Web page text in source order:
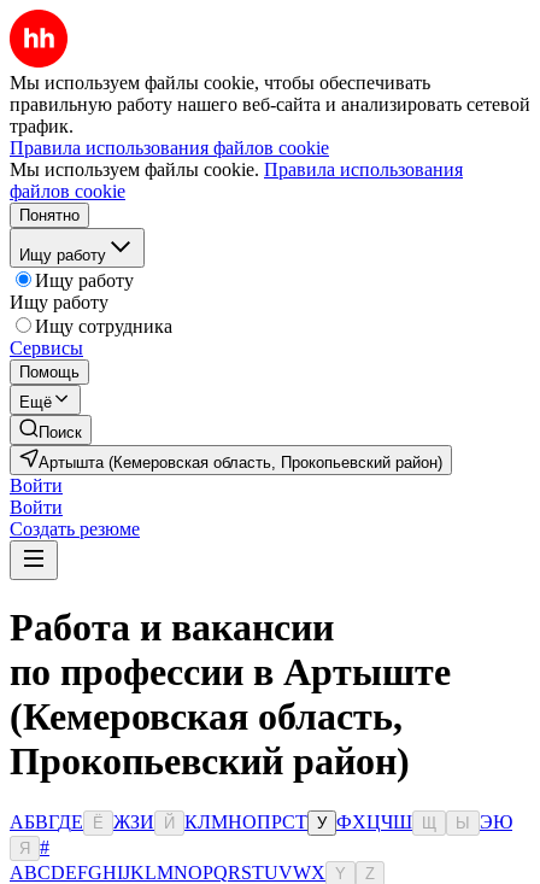
Мы используем файлы cookie, чтобы обеспечивать
правильную работу нашего веб-сайта и анализировать сетевой
трафик.
Правила использования файлов cookie
Мы используем файлы cookie. Правила использования
файлов cookie
Понятно
Ищу работу
Ищу работу
Ищу работу
Ищу сотрудника
Сервисы
Помощь
Ещё
Поиск
Артышта (Кемеровская область, Прокопьевский район)
Войти
Войти
Создать резюме
Работа и вакансии
по профессии в Артыште
(Кемеровская область,
Прокопьевский район)
АБВГДЕ Ё ЖЗИ Й КЛМНОПРСТ У ФХЦЧШ Ы ЭЮ
Я
#
ABCDEFGHIJKLMNOPQRSTUVWX Y Z